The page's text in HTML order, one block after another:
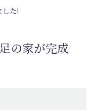
した!
の家が完成